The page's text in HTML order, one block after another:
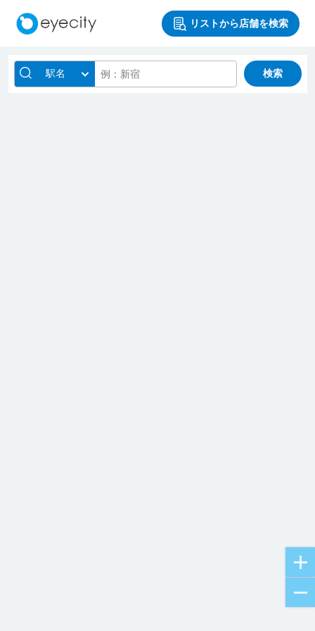
リストから店舗を検索
駅名 検索